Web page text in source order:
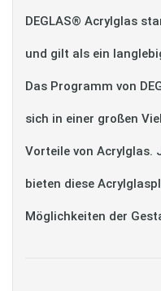
DEGLAS® Acrylglas
und gilt als ein
Das Programm von
sich in einer großen
Vorteile von Acrylglas.
bieten diese
Möglichkeiten der